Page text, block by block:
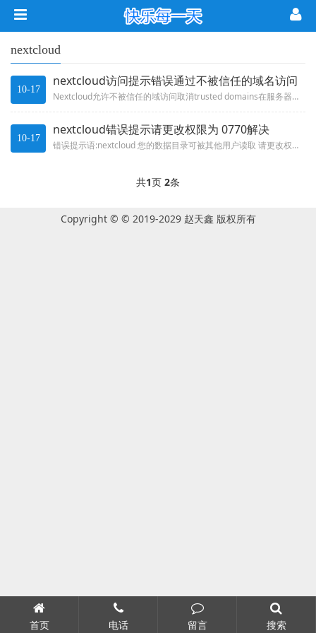
nextcloud
10-17
nextcloud访问提示错误通过不被信任的域名访问
Nextcloud允许不被信任的域访问取消trusted domains在服务器部署了Nextcloud，替代方法，动态...
10-17
nextcloud错误提示请更改权限为 0770解决
错误提示语:nextcloud 您的数据目录可被其他用户读取 请更改权限为 0770 以避免其他用户查看目录.
共1页 2条
Copyright © © 2019-2029 赵天鑫 版权所有
首页 电话 留言 搜索